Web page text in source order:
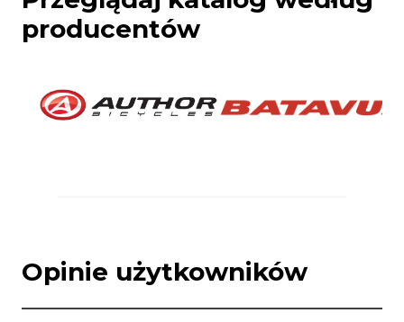
producentów
Opinie użytkowników